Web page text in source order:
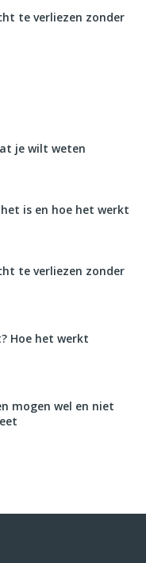
te verliezen zonder
je wilt weten
is en hoe het werkt
te verliezen zonder
Hoe het werkt
mogen wel en niet